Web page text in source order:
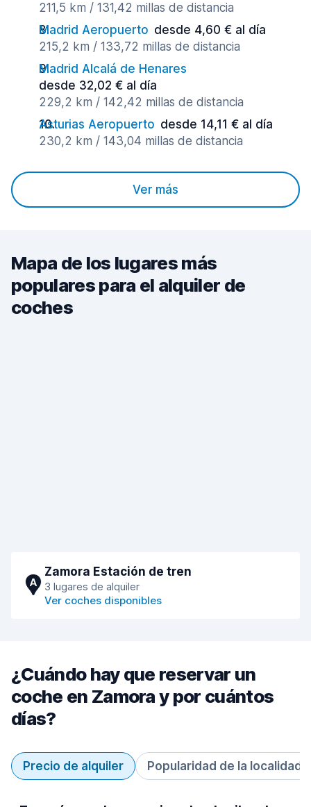
211,5 km / 131,42 millas de distancia
Madrid Aeropuerto desde 4,60 € al día
215,2 km / 133,72 millas de distancia
Madrid Alcalá de Henares
desde 32,02 € al día
229,2 km / 142,42 millas de distancia
Asturias Aeropuerto desde 14,11 € al día
230,2 km / 143,04 millas de distancia
Ver más
Mapa de los lugares más
populares para el alquiler de
coches
A
Zamora Estación de tren
3 lugares de alquiler
Ver coches disponibles
¿Cuándo hay que reservar un
coche en Zamora y por cuántos
días?
Precio de alquiler Popularidad de la localidad